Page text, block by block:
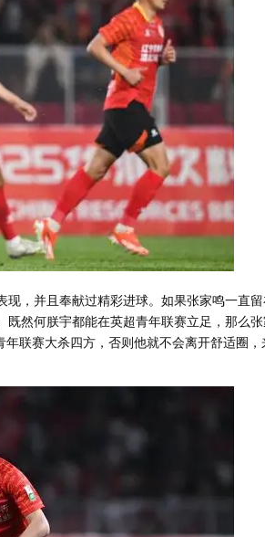
，并且奉献过精彩进球。如果张家鸣一直
然何朕宇都能在英超青年联赛立足，那么
联赛大杀四方，否则他就不会离开舒适圈，